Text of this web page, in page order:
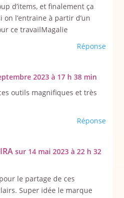
d’items, et finalement ça
on l’entraine à partir d’un
ce travailMagalie
Réponse
2023 à 17 h 38 min
outils magnifiques et très
Réponse
sur 14 mai 2023 à 22 h 32
le partage de ces
Super idée le marque